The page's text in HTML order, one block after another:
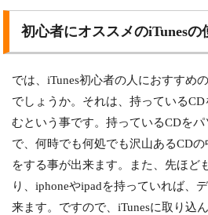
初心者にオススメのiTunesの
では、iTunes初心者の人におすすめ
でしょうか。それは、持っている
むという事です。持っているCDを
で、何時でも何処でも沢山あるCD
をする事が出来ます。また、先ほど
り、iphoneやipadを持っていれば、
来ます。ですので、iTunesに取り込